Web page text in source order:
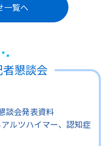
一覧へ
懇談会
談会発表資料
ルツハイマー、認知症